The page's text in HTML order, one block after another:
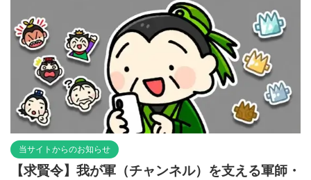
当サイトからのお知らせ
【求賢令】我が軍（チャンネル）を支える軍師・